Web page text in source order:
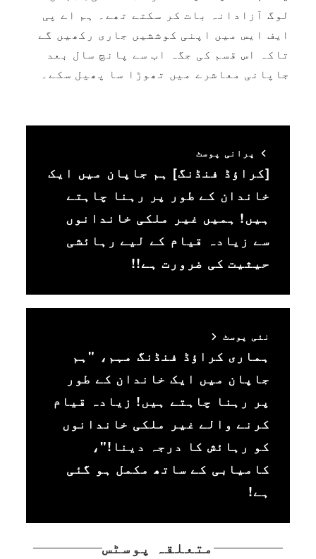
لوگ آزادانہ بات کر سکتے تھے۔ ہم اے پی
ایف ایس میں اپنی کوششیں جاری رکھیں گے
تاکہ اس قسم کی جگہ اب سے پانچ سال بعد
جاپانی معاشرے میں تھوڑا سا پھیل سکے۔
پرانی پوسٹ
[کراؤڈ فنڈنگ] ہم جاپان میں ایک
خاندان کے طور پر رہنا چاہتے
ہیں! ہمیں غیر ملکی خاندانوں
سے زیادہ قیام کے لیے رہائشی
حیثیت کی ضرورت ہے!!
نئی پوسٹ
ہماری کراؤڈ فنڈنگ مہم، "ہم
جاپان میں ایک خاندان کے طور
پر رہنا چاہتے ہیں! زیادہ قیام
کرنے والے غیر ملکی خاندانوں
کو رہائش کا درجہ دینا!"،
کامیابی کے ساتھ مکمل ہو گئی
ہے!
متعلقہ پوسٹس